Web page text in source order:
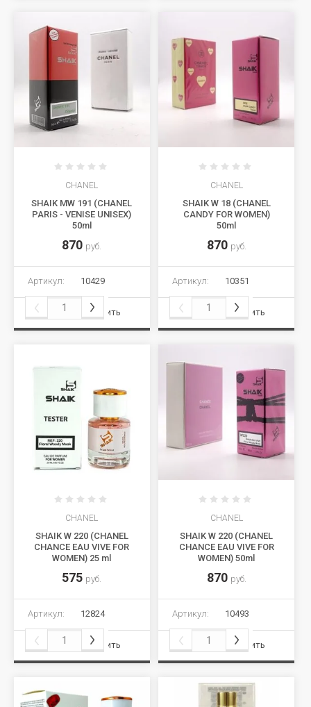
CHANEL
SHAIK MW 191 (CHANEL
PARIS - VENISE UNISEX)
50ml
870 руб.
Артикул: 10429
Сравнить
CHANEL
SHAIK W 18 (CHANEL
CANDY FOR WOMEN)
50ml
870 руб.
Артикул: 10351
Сравнить
CHANEL
SHAIK W 220 (CHANEL
CHANCE EAU VIVE FOR
WOMEN) 25 ml
575 руб.
Артикул: 12824
Сравнить
CHANEL
SHAIK W 220 (CHANEL
CHANCE EAU VIVE FOR
WOMEN) 50ml
870 руб.
Артикул: 10493
Сравнить